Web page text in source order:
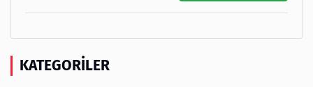
KATEGORILER